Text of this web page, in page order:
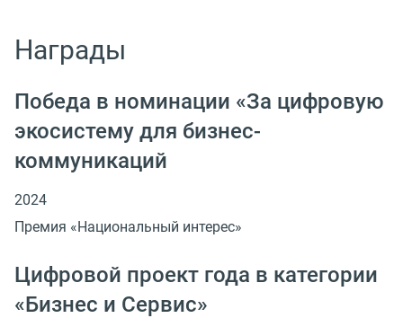
Награды
Победа в номинации «За цифровую
экосистему для бизнес-
коммуникаций
2024
Премия «Национальный интерес»
Цифровой проект года в категории
«Бизнес и Сервис»